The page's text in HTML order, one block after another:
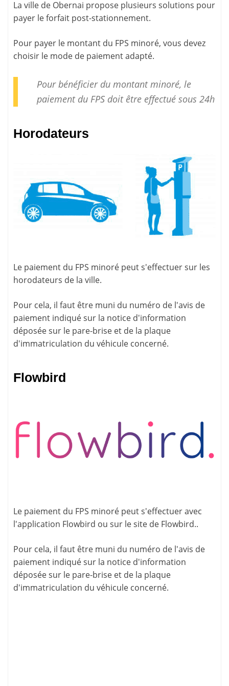
La ville de Obernai propose plusieurs solutions pour
payer le forfait post-stationnement.
Pour payer le montant du FPS minoré, vous devez
choisir le mode de paiement adapté.
Pour bénéficier du montant minoré, le
paiementdu FPS doit être effectué sous 24h
Horodateurs
Le paiement du FPS minoré peut s'effectuer sur les
horodateurs de la ville.
Pour cela, il faut être muni du numéro de l'avis de
paiement indiqué sur la notice d'information
déposée sur le pare-brise et de la plaque
d'immatriculation du véhicule concerné.
Flowbird
Le paiement du FPS minoré peut s'effectuer avec
l'application Flowbird ou sur le site de Flowbird..
Pour cela, il faut être muni du numéro de l'avis de
paiement indiqué sur la notice d'information
déposée sur le pare-brise et de la plaque
d'immatriculation du véhicule concerné.